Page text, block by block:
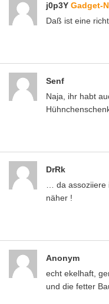
j0p3Y Gadget-
Daß ist eine
Senf
Naja, ihr habt
DrRk
… da
näher !
Anonym
echt ekelhaft,
und die fetter